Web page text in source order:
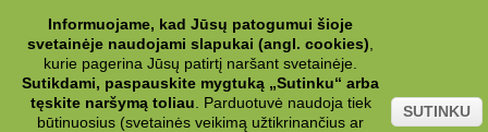
Kategorijos
Kosmetika
Kūno priežiūrai
Informuojame, kad Jūsų patogumui šioje
svetainėje naudojami slapukai (angl. cookies)
kurie pagerina Jūsų patirtį naršant svetainėje.
Sutikdami, paspauskite mygtuką „Sutinku“ arba
tęskite naršymą toliau
Parduotuvė naudoja tiek
būtinuosius (svetainės veikimą užtikrinančius ar
SUTINKU